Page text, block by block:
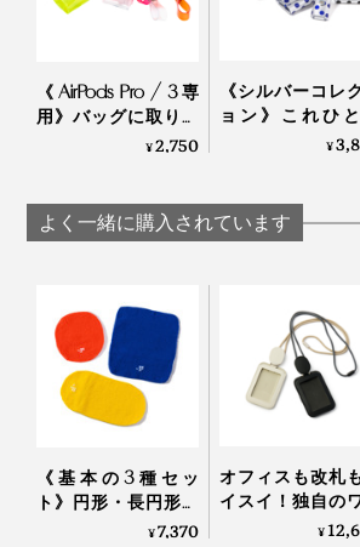
《AirPods Pro / 3専
用》バッグに取り付
け可能なストラップ
の「AirPodsケース」
｜SALLIES
¥2,750
《シルバーコレ
ョン》これひと
で、ジム・旅行
軽量＆収納力の「
ニ財布」｜SALLIES
¥
よく一緒に購入されています
《基本の3種セッ
ト》円形・長円形・
長方形各１個でいろ
¥7,370
オフィスも改札
イスイ！独自のワ
ヤーリールで、
¥